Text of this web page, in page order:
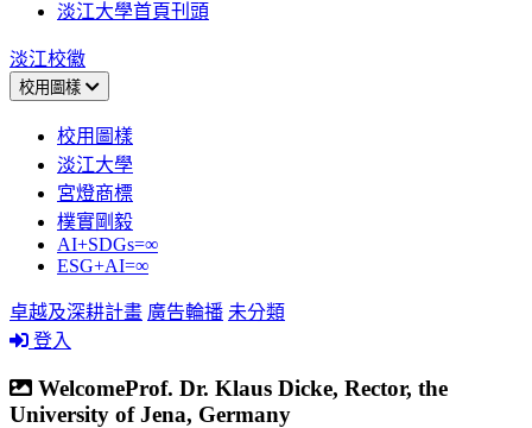
淡江大學首頁刊頭
淡江校徽
校用圖樣
校用圖樣
淡江大學
宮燈商標
樸實剛毅
AI+SDGs=∞
ESG+AI=∞
卓越及深耕計畫 廣告輪播 未分類
登入
WelcomeProf. Dr. Klaus Dicke, Rector, the
University of Jena, Germany